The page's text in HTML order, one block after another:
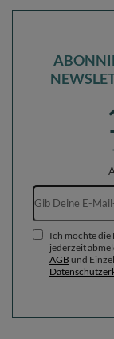
Ich möchte die
jederzeit
AGB und